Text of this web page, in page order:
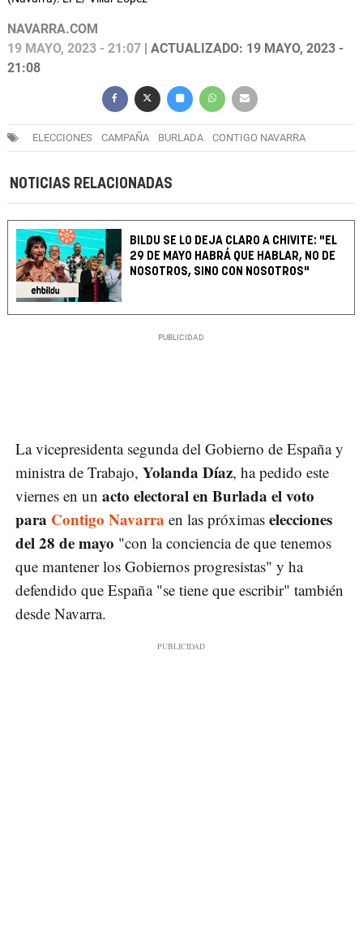
NAVARRA.COM
19 MAYO, 2023 - 21:07 | ACTUALIZADO: 19 MAYO, 2023 -
21:08
ELECCIONES CAMPAÑA BURLADA CONTIGO NAVARRA
NOTICIAS RELACIONADAS
BILDU SE LO DEJA CLARO A CHIVITE: "EL
29 DE MAYO HABRÁ QUE HABLAR, NO DE
NOSOTROS, SINO CON NOSOTROS"
La vicepresidenta segunda del Gobierno de España y
ministra de Trabajo, Yolanda Díaz, ha pedido este
viernes en un acto electoral en Burlada el voto
para Contigo Navarra en las próximas elecciones
del 28 de mayo "con la conciencia de que tenemos
que mantener los Gobiernos progresistas" y ha
defendido que España "se tiene que escribir" también
desde Navarra.